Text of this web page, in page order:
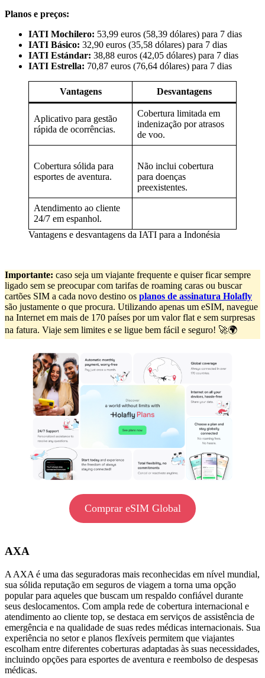
Planos e preços:
IATI Mochilero: 53,99 euros (58,39 dólares) para 7 dias
IATI Básico: 32,90 euros (35,58 dólares) para 7 dias
IATI Estándar: 38,88 euros (42,05 dólares) para 7 dias
IATI Estrella: 70,87 euros (76,64 dólares) para 7 dias
Vantagens Desvantagens
Aplicativo para gestão
rápida de ocorrências.
Cobertura limitada em
indenização por atrasos
de voo.
Cobertura sólida para
esportes de aventura.
Não inclui cobertura
para doenças
preexistentes.
Atendimento ao cliente
24/7 em espanhol.
Vantagens e desvantagens da IATI para a Indonésia
Importante: caso seja um viajante frequente e quiser ficar sempre
ligado sem se preocupar com tarifas de roaming caras ou buscar
cartões SIM a cada novo destino os planos de assinatura Holafly
são justamente o que procura. Utilizando apenas um eSIM, navegue
na Internet em mais de 170 países por um valor flat e sem surpresas
na fatura. Viaje sem limites e se ligue bem fácil e seguro! 🚀🌍
Comprar eSIM Global
AXA
A AXA é uma das seguradoras mais reconhecidas em nível mundial,
sua sólida reputação em seguros de viagem a torna uma opção
popular para aqueles que buscam um respaldo confiável durante
seus deslocamentos. Com ampla rede de cobertura internacional e
atendimento ao cliente top, se destaca em serviços de assistência de
emergência e na qualidade de suas redes médicas internacionais. Sua
experiência no setor e planos flexíveis permitem que viajantes
escolham entre diferentes coberturas adaptadas às suas necessidades,
incluindo opções para esportes de aventura e reembolso de despesas
médicas.